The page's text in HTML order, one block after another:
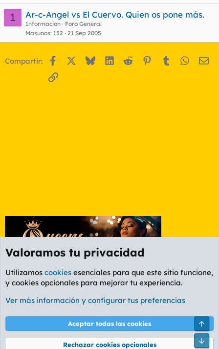
r
a
u
1 Ar-c-Angel vs El Cuervo. Quien os pone más.
1nformacion
Foro General
Masunos 152 21 Sep 2005
Compartir: Facebook BlueskyLinkedIn
Reddit Pinterest
Tumblr
Enlace
Foro General
Cookies
PL OLDSTYLE AMARILLO
Términos y reglas Política de privacidad Ayuda
Valoramos tu privacidad
Utilizamos cookies esenciales para que este sitio funcione,
y cookies opcionales para mejorar tu experiencia.
Ver más información y configurar tus preferencias
Aceptar todas las cookies
Rechazar cookies opcionales
Pie